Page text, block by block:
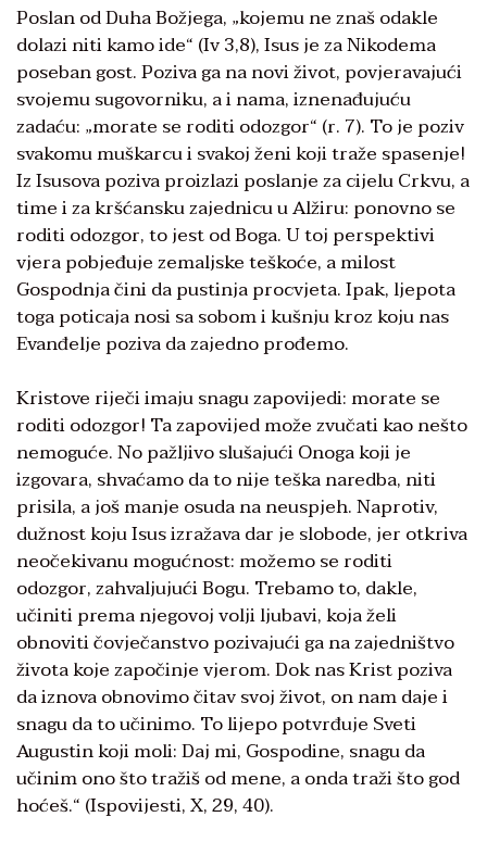
Poslan od Duha Božjega, „kojemu ne znaš odakle
dolazi niti kamo ide“ (Iv 3,8), Isus je za Nikodema
poseban gost. Poziva ga na novi život, povjeravajući
svojemu sugovorniku, a i nama, iznenađujuću
zadaću: „morate se roditi odozgor“ (r. 7). To je poziv
svakomu muškarcu i svakoj ženi koji traže spasenje!
Iz Isusova poziva proizlazi poslanje za cijelu Crkvu, a
time i za kršćansku zajednicu u Alžiru: ponovno se
roditi odozgor, to jest od Boga. U toj perspektivi
vjera pobjeđuje zemaljske teškoće, a milost
Gospodnja čini da pustinja procvjeta. Ipak, ljepota
toga poticaja nosi sa sobom i kušnju kroz koju nas
Evanđelje poziva da zajedno prođemo.
Kristove riječi imaju snagu zapovijedi: morate se
roditi odozgor! Ta zapovijed može zvučati kao nešto
nemoguće. No pažljivo slušajući Onoga koji je
izgovara, shvaćamo da to nije teška naredba, niti
prisila, a još manje osuda na neuspjeh. Naprotiv,
dužnost koju Isus izražava dar je slobode, jer otkriva
neočekivanu mogućnost: možemo se roditi
odozgor, zahvaljujući Bogu. Trebamo to, dakle,
učiniti prema njegovoj volji ljubavi, koja želi
obnoviti čovječanstvo pozivajući ga na zajedništvo
života koje započinje vjerom. Dok nas Krist poziva
da iznova obnovimo čitav svoj život, on nam daje i
snagu da to učinimo. To lijepo potvrđuje Sveti
Augustin koji moli: Daj mi, Gospodine, snagu da
učinim ono što tražiš od mene, a onda traži što god
hoćeš.“ (Ispovijesti, X, 29, 40).